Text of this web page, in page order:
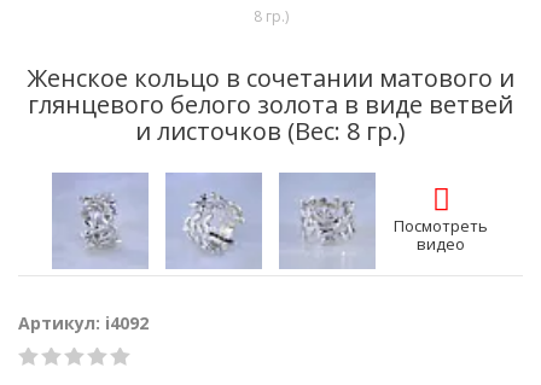
8 гр.)
Женское кольцо в сочетании матового и
глянцевого белого золота в виде ветвей
и листочков (Вес: 8 гр.)
Посмотреть
видео
Артикул: i4092